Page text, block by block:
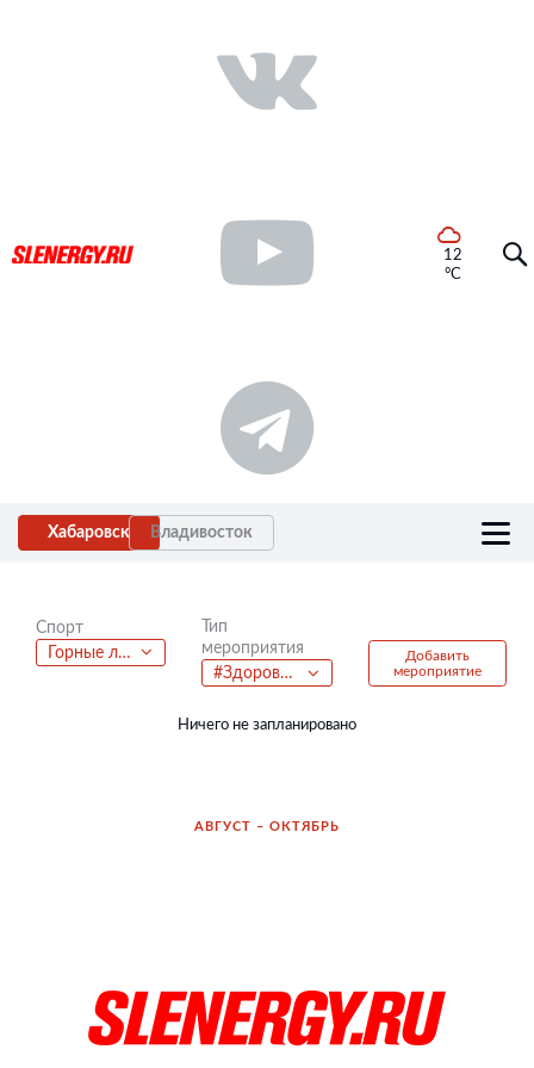
12
°C
Хабаровск Владивосток
Спорт
Горные лыжи
Тип
мероприятия
#Здоровье27
Добавить
мероприятие
Ничего не запланировано
АВГУСТ – ОКТЯБРЬ